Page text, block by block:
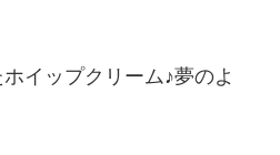
イップクリーム♪夢のよ